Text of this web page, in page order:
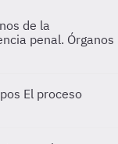
de la
penal. Órganos
El proceso